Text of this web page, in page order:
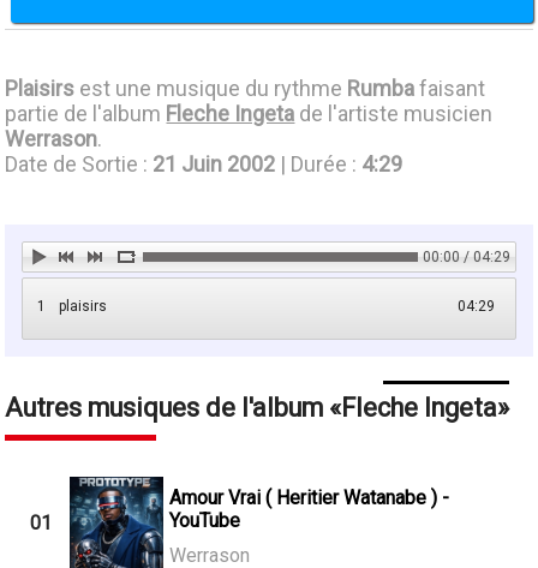
Plaisirs est une musique du rythme Rumbafaisant
partie de l'album Fleche Ingeta de l'artiste musicien
Werrason.
Date de Sortie : 21 Juin 2002 | Durée : 4:29
00:00 / 04:29
1 04:29
plaisirs
Autres musiques de l'album Fleche Ingeta
01
Amour Vrai ( Heritier Watanabe ) -
YouTube
Werrason